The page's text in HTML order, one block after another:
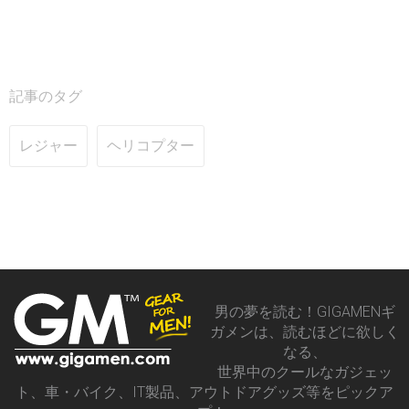
記事のタグ
レジャー ヘリコプター
男の夢を読む！GIGAMENギ
ガメンは、読むほどに欲しく
なる、
世界中のクールなガジェッ
ト、車・バイク、IT製品、アウトドアグッズ等をピックア